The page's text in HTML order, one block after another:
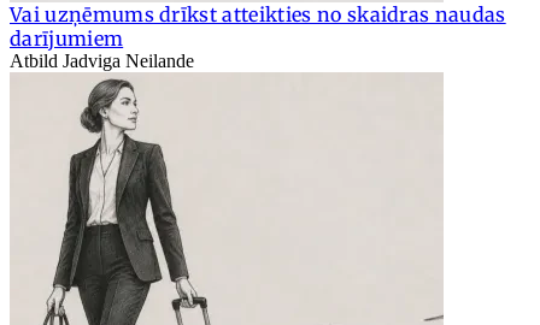
Vai uzņēmums drīkst atteikties no skaidras naudas
darījumiem
Atbild Jadviga Neilande